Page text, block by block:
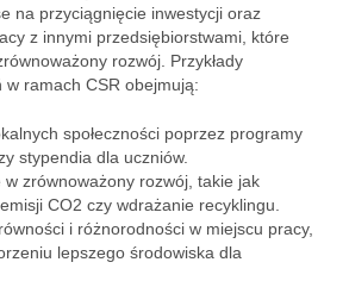
na przyciągnięcie inwestycji oraz
z innymi przedsiębiorstwami, które
rozwój. Przykłady
w ramach CSR obejmują:
społeczności poprzez programy
stypendia dla uczniów.
w zrównoważony rozwój, takie jak
CO2 czy wdrażanie recyklingu.
i różnorodności w miejscu pracy,
lepszego środowiska dla